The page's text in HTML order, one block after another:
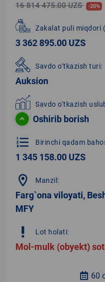
16 814 475.00 UZS -20%
Zakalat puli miqdori
3 362 895.00 UZS
Savdo o‘tkazish turi:
Auksion
Savdo o‘tkazish
Oshirib borish
format_list_numbered Birinchi qadam
1 345 158.00 UZS
location_on Manzil:
Farg`ona viloyati,
MFY
priority_high Lot holati:
Mol-mulk (obyekt)
60